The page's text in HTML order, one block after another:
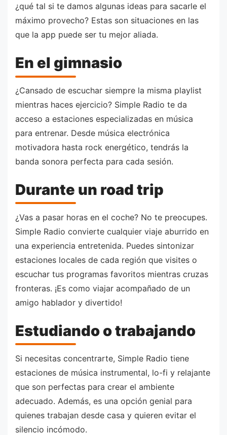
¿qué tal si te damos algunas ideas para sacarle el
máximo provecho? Estas son situaciones en las
que la app puede ser tu mejor aliada.
En el gimnasio
¿Cansado de escuchar siempre la misma playlist
mientras haces ejercicio? Simple Radio te da
acceso a estaciones especializadas en música
para entrenar. Desde música electrónica
motivadora hasta rock energético, tendrás la
banda sonora perfecta para cada sesión.
Durante un road trip
¿Vas a pasar horas en el coche? No te preocupes.
Simple Radio convierte cualquier viaje aburrido en
una experiencia entretenida. Puedes sintonizar
estaciones locales de cada región que visites o
escuchar tus programas favoritos mientras cruzas
fronteras. ¡Es como viajar acompañado de un
amigo hablador y divertido!
Estudiando o trabajando
Si necesitas concentrarte, Simple Radio tiene
estaciones de música instrumental, lo-fi y relajante
que son perfectas para crear el ambiente
adecuado. Además, es una opción genial para
quienes trabajan desde casa y quieren evitar el
silencio incómodo.